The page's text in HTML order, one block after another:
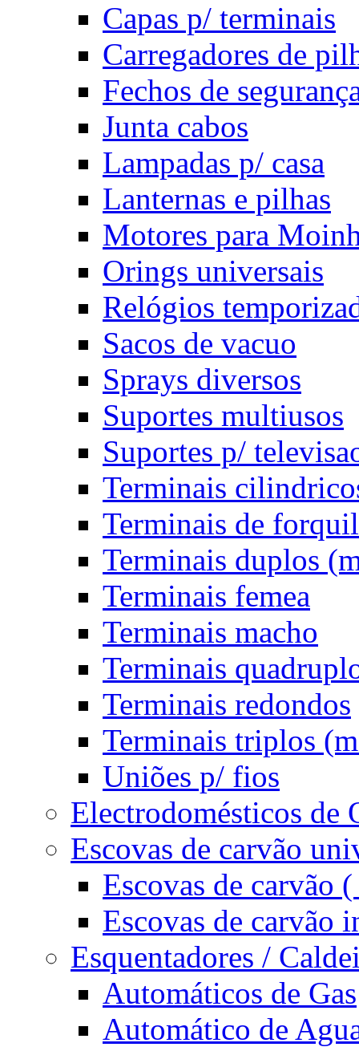
Capas p/ terminais
Carregadores de
Fechos de
Junta cabos
Lampadas p/ casa
Lanternas e pilhas
Motores para
Orings universais
Relógios
Sacos de vacuo
Sprays diversos
Suportes multiusos
Suportes p/
Terminais
Terminais de
Terminais duplos
Terminais femea
Terminais macho
Terminais
Terminais redondos
Terminais triplos
Uniões p/ fios
Electrodomésticos de
Escovas de carvão
Escovas de carvão
Escovas de carvão
Esquentadores /
Automáticos de Gas
Automático de